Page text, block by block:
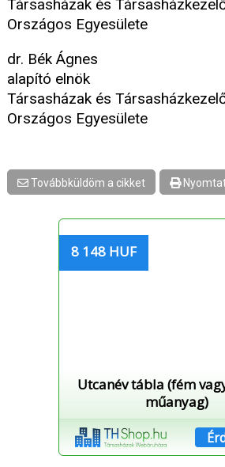
Társasházak és
Országos Egyesülete
dr. Bék Ágnes
alapító elnök
Társasházak és
Országos Egyesülete
Továbbküldöm a cikket
8 148 HUF
Utcanév tábla (fém
műanyag)